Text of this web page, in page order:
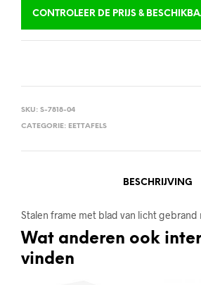
CONTROLEER DE PRIJS &
SKU: S-7818-04
CATEGORIE: EETTAFELS
BESCHRIJVING
Stalen frame met blad van licht
Wat anderen ook
vinden